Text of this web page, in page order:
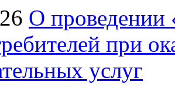
О проведении
при
услуг